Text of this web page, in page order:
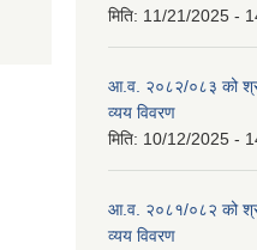
मिति: 11/21/2025 -
आ.व. २०८२/०८३ को
व्यय विवरण
मिति: 10/12/2025 -
आ.व. २०८१/०८२ को
व्यय विवरण